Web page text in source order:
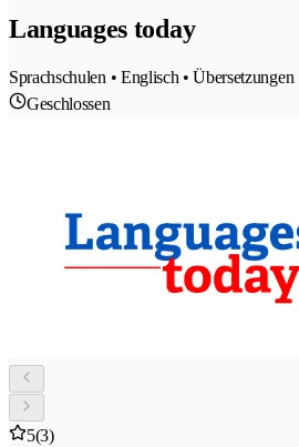
Languages today
Sprachschulen • Englisch • Übersetzungen
Geschlossen
5(3)